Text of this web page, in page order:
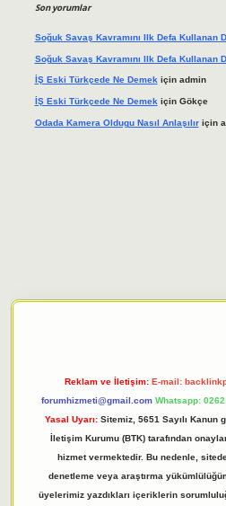
Son yorumlar
Soğuk Savaş Kavramını Ilk Defa Kullanan
Soğuk Savaş Kavramını Ilk Defa Kullanan
İŞ Eski Türkçede Ne Demekiçin admin
İŞ Eski Türkçede Ne Demek için Gökçe
Odada Kamera Oldugu Nasıl Anlaşılıriçin
Reklam ve İletişim: E-mail:
forumhizmeti@gmail.com Whatsapp:
Yasal Uyarı: Sitemiz, 5651 Sayılı
İletişim Kurumu (BTK) tarafından
hizmet vermektedir. Bu nedenle,
denetleme veya araştırma
üyelerimiz yazdıkları içeriklerin